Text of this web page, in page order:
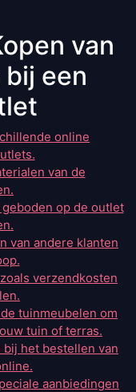
van
een
online
van de
op de outlet
van andere klanten
verzendkosten
tuinmeubelen om
tuin of terras.
het bestellen van
aanbiedingen